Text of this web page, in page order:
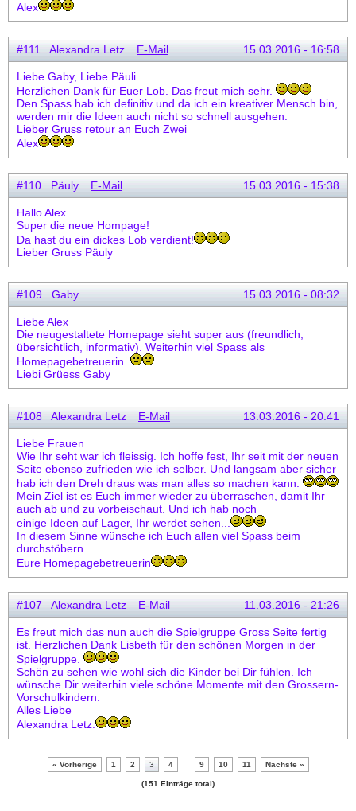
Alex
#111 Alexandra Letz E-Mail 15.03.2016 - 16:58
Liebe Gaby, Liebe Päuli
Herzlichen Dank für Euer Lob. Das freut mich sehr.
Den Spass hab ich definitiv und da ich ein kreativer Mensch bin,
werden mir die Ideen auch nicht so schnell ausgehen.
Lieber Gruss retour an Euch Zwei
Alex
#110 Päuly E-Mail 15.03.2016 - 15:38
Hallo Alex
Super die neue Hompage!
Da hast du ein dickes Lob verdient!
Lieber Gruss Päuly
#109 Gaby 15.03.2016 - 08:32
Liebe Alex
Die neugestaltete Homepage sieht super aus (freundlich,
übersichtlich, informativ). Weiterhin viel Spass als
Homepagebetreuerin.
Liebi Grüess Gaby
#108 Alexandra Letz E-Mail 13.03.2016 - 20:41
Liebe Frauen
Wie Ihr seht war ich fleissig. Ich hoffe fest, Ihr seit mit der neuen
Seite ebenso zufrieden wie ich selber. Und langsam aber sicher
hab ich den Dreh draus was man alles so machen kann.
Mein Ziel ist es Euch immer wieder zu überraschen, damit Ihr
auch ab und zu vorbeischaut. Und ich hab noch
einige Ideen auf Lager, Ihr werdet sehen...
In diesem Sinne wünsche ich Euch allen viel Spass beim
durchstöbern.
Eure Homepagebetreuerin
#107 Alexandra Letz E-Mail 11.03.2016 - 21:26
Es freut mich das nun auch die Spielgruppe Gross Seite fertig
ist. Herzlichen Dank Lisbeth für den schönen Morgen in der
Spielgruppe.
Schön zu sehen wie wohl sich die Kinder bei Dir fühlen. Ich
wünsche Dir weiterhin viele schöne Momente mit den Grossern-
Vorschulkindern.
Alles Liebe
Alexandra Letz:
« Vorherige 1 2 3 4 9 10 11 Nächste »
(151 Einträge total)